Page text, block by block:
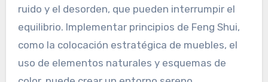
ruido y el desorden, que pueden interrumpir el
equilibrio. Implementar principios de Feng Shui,
como la colocación estratégica de muebles, el
uso de elementos naturales y esquemas de